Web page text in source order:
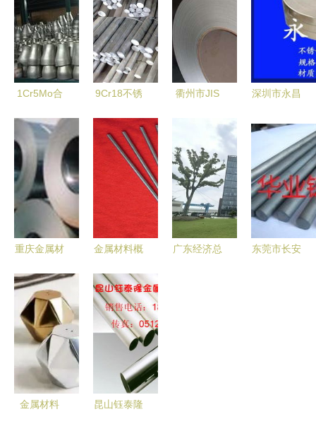
1Cr5Mo合
件 大小
头、三通、
法兰与异径
管的特性与
9Cr18不锈
与多元应用
解析
衢州市JIS
SGCC+Z80
酒钢镀锌卷
板一张起
售，满足小
批量采购需
求
深圳市永昌
有限公司
其他不锈钢
材产品全览
重庆金属材
概况 价
格、渠道与
主要厂家指
金属材料概
型与应用，
以及市场价
格影响因素
广东经济总
东莞市长安
金属材料
昆山钰泰隆